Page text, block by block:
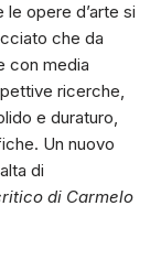
opere d’arte si
che da
con media
ricerche,
e duraturo,
Un nuovo
di
di Carmelo